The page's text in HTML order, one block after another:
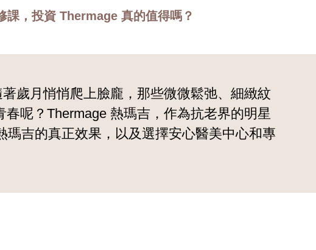
課，投資 Thermage 真的值得嗎？
歲月悄悄爬上臉龐，那些微微鬆弛、細緻紋
呢？Thermage 熱瑪吉，作為抗老界的明星
吉的真正效果，以及選擇安心醫美中心和專